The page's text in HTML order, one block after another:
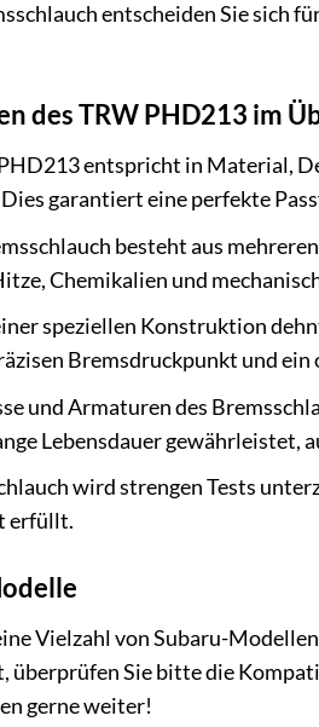
entscheiden Sie sich
des TRW PHD213 im
entspricht in Material,
garantiert eine perfekte
besteht aus
Chemikalien und
speziellen Konstruktion
Bremsdruckpunkt und
und Armaturen des
Lebensdauer gewährleistet,
wird strengen Tests
erfüllt.
Vielzahl von Subaru-
überprüfen Sie bitte die
gerne weiter!